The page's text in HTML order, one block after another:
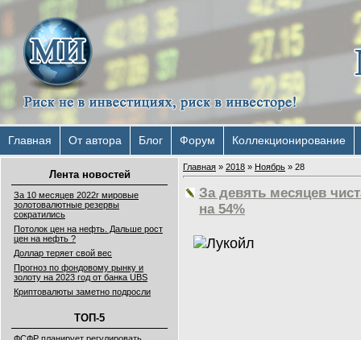
Главная От автора Блог Форум Коллекционирование
Лента новостей
За 10 месяцев 2022г мировые
золотовалютные резервы
сократились
Потолок цен на нефть. Дальше рост
цен на нефть ?
Доллар теряет свой вес
Прогноз по фондовому рынку и
золоту на 2023 год от банка UBS
Криптовалюты заметно подросли
ТОП-5
Главная » 2018 » Ноябрь » 28
За девять месяцев
на 54%